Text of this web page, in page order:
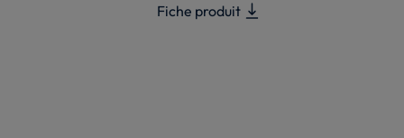
Fiche produit